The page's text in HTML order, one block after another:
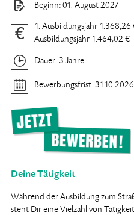
Beginn: 01. August 2027
1. Ausbildungsjahr 1.368,26
Ausbildungsjahr 1.464,02 €
Dauer: 3 Jahre
Bewerbungsfrist: 31.10.2026
Deine Tätigkeit
Während der Ausbildung zum
steht Dir eine Vielzahl von